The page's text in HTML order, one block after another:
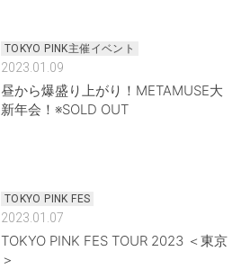
TOKYO PINK主催イベント
2023.01.09
昼から爆盛り上がり！METAMUSE大
新年会！※SOLD OUT
TOKYO PINK FES
2023.01.07
TOKYO PINK FES TOUR 2023 ＜東京
＞